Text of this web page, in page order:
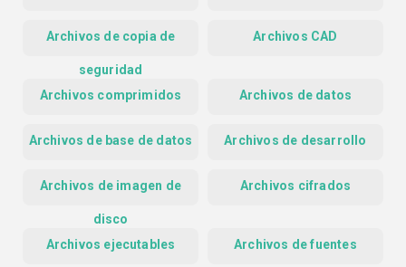
Archivos de copia de
seguridad
Archivos CAD
Archivos comprimidos Archivos de datos
Archivos de base de datos Archivos de desarrollo
Archivos de imagen de
disco
Archivos cifrados
Archivos ejecutables Archivos de fuentes